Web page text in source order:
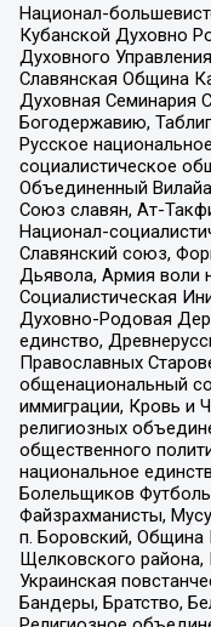
Национал-
Кубанской Духовно
Духовного
Славянская Община
Духовная Семинария
Богодержавию,
Русское
социалистическое
Объединенный
Союз славян, Ат-
Национал-
Славянский союз,
Дьявола, Армия воли
Социалистическая
Духовно-Родовая
единство,
Православных
общенациональный
иммиграции, Кровь и
религиозных
общественного
национальное
Болельщиков
Файзрахманисты,
п. Боровский, Община
Щелковского
Украинская
Бандеры, Братство,